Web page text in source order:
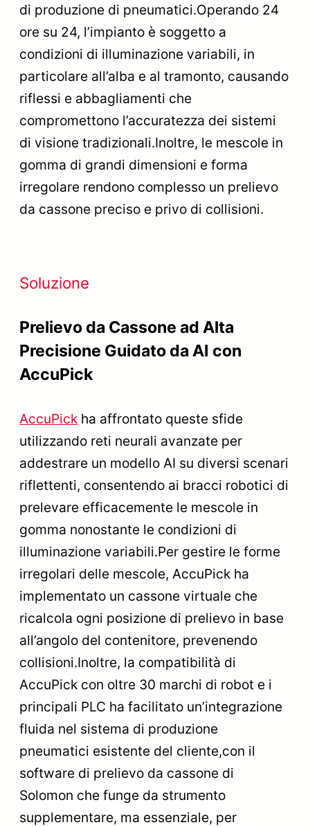
di produzione di pneumatici.Operando 24
ore su 24, l’impianto è soggetto a
condizioni di illuminazione variabili, in
particolare all’alba e al tramonto, causando
riflessi e abbagliamenti che
compromettono l’accuratezza dei sistemi
di visione tradizionali.Inoltre, le mescole in
gomma di grandi dimensioni e forma
irregolare rendono complesso un prelievo
da cassone preciso e privo di collisioni.
Soluzione
Prelievo da Cassone ad Alta
Precisione Guidato da AI con
AccuPick
AccuPick ha affrontato queste sfide
utilizzando reti neurali avanzate per
addestrare un modello AI su diversi scenari
riflettenti, consentendo ai bracci robotici di
prelevare efficacemente le mescole in
gomma nonostante le condizioni di
illuminazione variabili.Per gestire le forme
irregolari delle mescole, AccuPick ha
implementato un cassone virtuale che
ricalcola ogni posizione di prelievo in base
all’angolo del contenitore, prevenendo
collisioni.Inoltre, la compatibilità di
AccuPick con oltre 30 marchi di robot e i
principali PLC ha facilitato un’integrazione
fluida nel sistema di produzione
pneumatici esistente del cliente,con il
software di prelievo da cassone di
Solomon che funge da strumento
supplementare, ma essenziale, per